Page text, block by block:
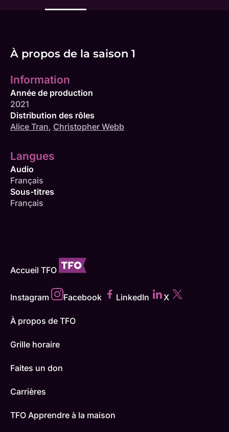
À propos de la saison 1
Information
Année de production
2021
Distribution des rôles
Alice Tran, Christopher Webb
Langues
Audio
Français
Sous-titres
Français
Accueil TFO
Instagram Facebook LinkedIn X
À propos de TFO
Grille horaire
Faites un don
Carrières
TFO Apprendre à la maison